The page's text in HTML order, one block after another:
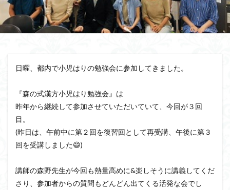
日曜、都内で小児はりの勉強会に参加してきました。⁡
『森の式漢方小児はり勉強会』は⁡
昨年から継続して参加させていただいていて、今回が３回
目。⁡
(昨日は、午前中に第２回を復習回として再受講、午後に第３
回を受講しました😄)⁡
講師の森野先生が今回も熱量高めに&楽しそうに講義してくだ
さり、参加者からの質問もどんどん出てくる活発な会でし